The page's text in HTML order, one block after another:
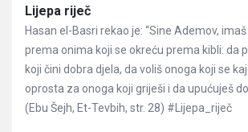
Članci
Lijepa riječ
Hasan el-Basri rekao je: “Sine Ademov,
prema onima koji se okreću prema kibli: da
koji čini dobra djela, da voliš onoga koji se
oprosta za onoga koji griješi i da upućuješ
(Ebu Šejh, Et-Tevbih, str. 28) #Lijepa_riječ